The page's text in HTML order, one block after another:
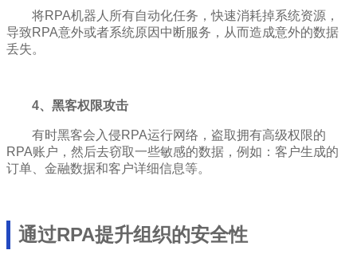
将RPA机器人所有自动化任务，快速消耗掉系统资源，
导致RPA意外或者系统原因中断服务，从而造成意外的数据
丢失。
4、黑客权限攻击
有时黑客会入侵RPA运行网络，盗取拥有高级权限的
RPA账户，然后去窃取一些敏感的数据，例如：客户生成的
订单、金融数据和客户详细信息等。
通过RPA提升组织的安全性